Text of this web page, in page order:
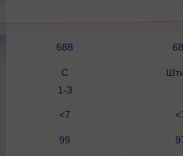
688
С
1-3
<7
99